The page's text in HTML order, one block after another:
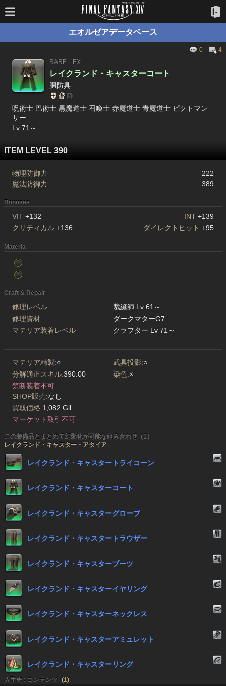
エオルゼアデータベース
0
4
RARE
EX
レイクランド・キャスターコート
胴防具
呪術士 巴術士 黒魔道士 召喚士 赤魔道士 青魔道士 ピクトマン
サー
Lv 71～
ITEM LEVEL 390
物理防御力
222
魔法防御力
389
Bonuses
VIT +132 INT +139
クリティカル +136 ダイレクトヒット +95
Materia
Craft & Repair
修理レベル
裁縫師 Lv 61～
修理資材
ダークマターG7
マテリア装着レベル
クラフター Lv 71～
マテリア精製:○ 武具投影:○
分解適正スキル:390.00 染色:×
禁断装着不可
SHOP販売:なし
買取価格:1,082 Gil
マーケット取引不可
この装備品とまとめて幻影化が可能な組み合わせ（1）
レイクランド・キャスター・アタイア
レイクランド・キャスタートライコーン
レイクランド・キャスターコート
レイクランド・キャスターグローブ
レイクランド・キャスタートラウザー
レイクランド・キャスターブーツ
レイクランド・キャスターイヤリング
レイクランド・キャスターネックレス
レイクランド・キャスターアミュレット
レイクランド・キャスターリング
入手先 : コンテンツ (1)